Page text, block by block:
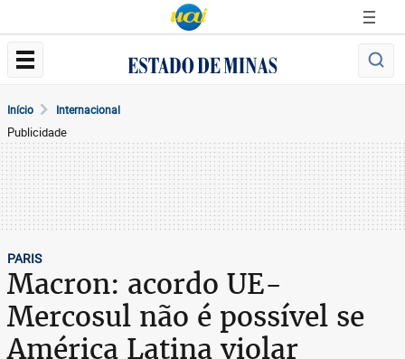
Início Internacional
Publicidade
PARIS
Macron: acordo UE-
Mercosul não é possível se
América Latina violar